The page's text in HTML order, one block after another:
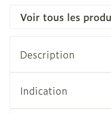
Voir tous les
Description
Indication